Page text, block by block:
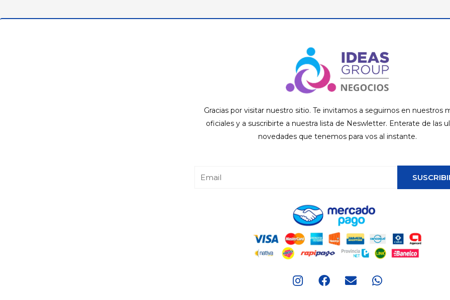
Gracias por visitar nuestro sitio. Te invitamos a seguirnos en nuestros
oficiales y a suscribirte a nuestra lista de Neswletter. Enterate de las
novedades que tenemos para vos al instante.